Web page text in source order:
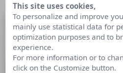
This site uses cookies,
To personalize and improve
mainly use statistical data for
optimization purposes and to
experience.
For more information or to
click on the Customize button.